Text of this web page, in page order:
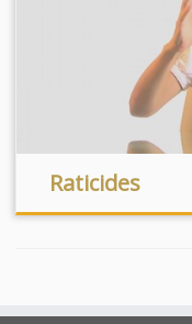
Raticides